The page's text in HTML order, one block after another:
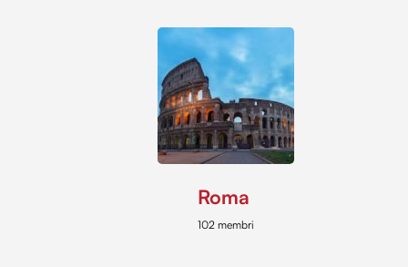
Roma
102 membri